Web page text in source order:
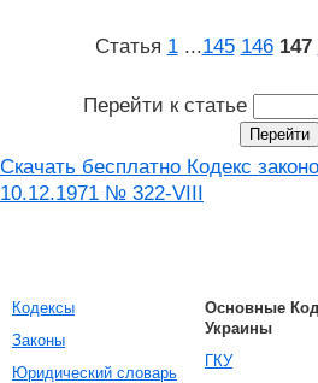
Статья 1 ...145 146 147
Перейти к статье
Скачать бесплатно Кодекс
10.12.1971 № 322-VIII
Кодексы
Законы
Юридический словарь
Основные
Украины
ГКУ